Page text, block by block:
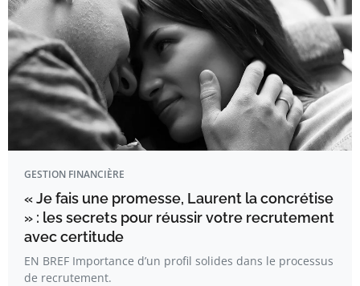
GESTION FINANCIÈRE
« Je fais une promesse, Laurent la concrétise
» : les secrets pour réussir votre recrutement
avec certitude
EN BREF Importance d’un profil solides dans le processus
de recrutement.